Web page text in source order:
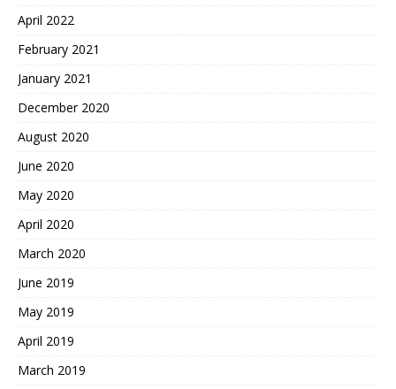
April 2022
February 2021
January 2021
December 2020
August 2020
June 2020
May 2020
April 2020
March 2020
June 2019
May 2019
April 2019
March 2019